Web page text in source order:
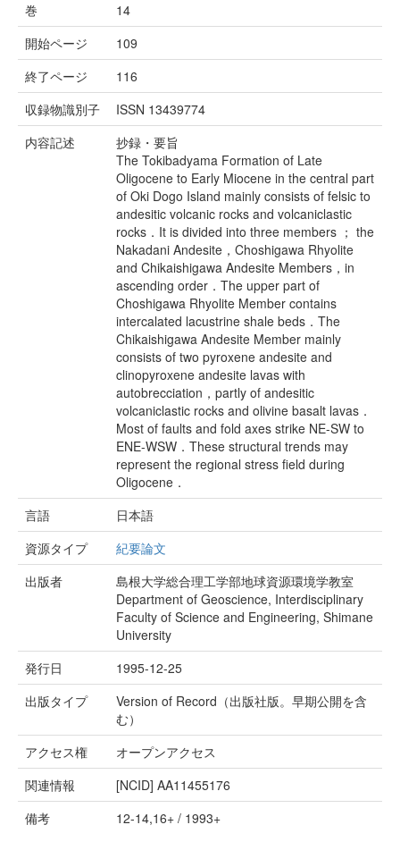
巻
14
開始ページ
109
終了ページ
116
収録物識別子
ISSN 13439774
内容記述
抄録・要旨
The Tokibadyama Formation of Late
Oligocene to Early Miocene in the central part
of Oki Dogo Island mainly consists of felsic to
andesitic volcanic rocks and volcaniclastic
rocks．It is divided into three members ； the
Nakadani Andesite，Choshigawa Rhyolite
and Chikaishigawa Andesite Members，in
ascending order．The upper part of
Choshigawa Rhyolite Member contains
intercalated lacustrine shale beds．The
Chikaishigawa Andesite Member mainly
consists of two pyroxene andesite and
clinopyroxene andesite lavas with
autobrecciation，partly of andesitic
volcaniclastic rocks and olivine basalt lavas．
Most of faults and fold axes strike NE-SW to
ENE-WSW．These structural trends may
represent the regional stress field during
Oligocene．
言語
日本語
資源タイプ
紀要論文
出版者
島根大学総合理工学部地球資源環境学教室
Department of Geoscience, Interdisciplinary
Faculty of Science and Engineering, Shimane
University
発行日
1995-12-25
出版タイプ
Version of Record（出版社版。早期公開を含
む）
アクセス権
オープンアクセス
関連情報
[NCID] AA11455176
備考
12-14,16+ / 1993+